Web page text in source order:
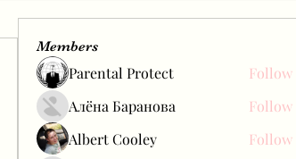
Members
Parental Protect
Follow
Алёна Баранова
Follow
Albert Cooley
Follow